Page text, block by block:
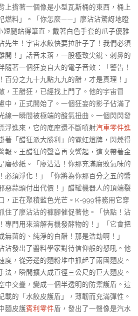
上揹著一個像是小型瓦斯桶的東西，桶上
燃料」。「你怎麼——」廖沾沾驚訝地瞪
腿站得筆直，戴著白色手套的爪子優雅
先生！宇宙水餃快要拉肚子了！我們必須
開！」話音未落，一股極致尖銳、刺鼻的
隨著一個狂妄自大的電子音效：「警告！
百分之九十九點九九的醋，才是真理！」
，王醋狂，已經找上門了。他的宇宙冒
中，正式開始了。一個狂妄的影子佔滿了
線一瞬間被極端的酸氣扭曲。一個閃閃發
浮進來，它的底座還不斷噴射汽車零件進
著「醋狂派大勝利」的霓虹燈牌，閃爍得
報。王醋狂的聲音再次響起，這次帶著金
磨砂紙。「廖沾沾！你那充滿腐敗氣味的
必須淨化！」「你將為你那百分之五的醬
惡蒜頭付出代價！」醋罐機器人的頂端裂
，正在聚積藍色光芒。K-999特務用它穿
住了廖沾沾的褲腳催促著他。「快點！沾
專門用來溶解有機發酵物的！」「它會把
無菌的、純淨的白醋！那是浩劫啊！」
沾發出了醬料學家對待信仰般的怒吼。他
度，從旁邊的麵粉堆中抓起了兩團麵皮。
法，瞬間擴大成直徑三公尺的巨大麵皮。
中交疊，變成一個半透明的防禦護盾。這
載的「水餃皮護盾」，薄韌而充滿彈性。
麵皮護賓利零件盾，發出了一聲像是汽水